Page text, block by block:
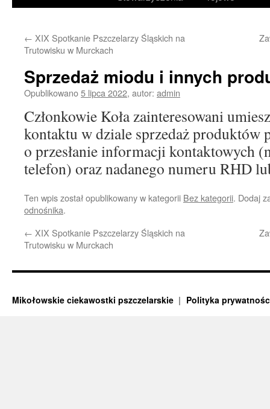
← XIX Spotkanie Pszczelarzy Śląskich na
Trutowisku w Murckach
Sprzedaż miodu i innych
Opublikowano5 lipca 2022, autor: admin
Członkowie Koła zainteresowani
kontaktu w dziale sprzedaż produktów
o przesłanie informacji kontaktowych
telefon) oraz nadanego numeru RHD
Ten wpis został opublikowany w kategorii Bez kategorii. Dodaj
odnośnika.
← XIX Spotkanie Pszczelarzy Śląskich na
Trutowisku w Murckach
Mikołowskie ciekawostki pszczelarskie Polityka